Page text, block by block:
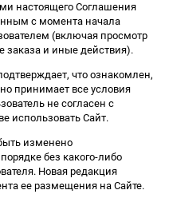
настоящего Соглашения
с момента начала
(включая просмотр
заказа и иные действия).
что ознакомлен,
принимает все условия
не согласен с
использовать Сайт.
изменено
без какого-либо
Новая редакция
ее размещения на Сайте.